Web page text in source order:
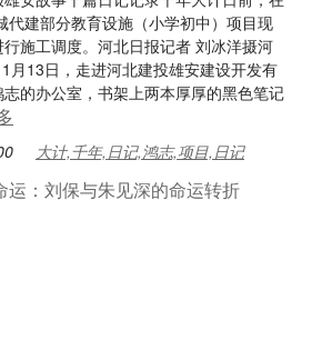
代建部分教育设施（小学初中）项目现
施工调度。河北日报记者 刘冰洋摄河
月13日，走进河北建投雄安建设开发有
的办公室，书架上两本厚厚的黑色笔记
大计,千年,日记,鸿志,项目,日记